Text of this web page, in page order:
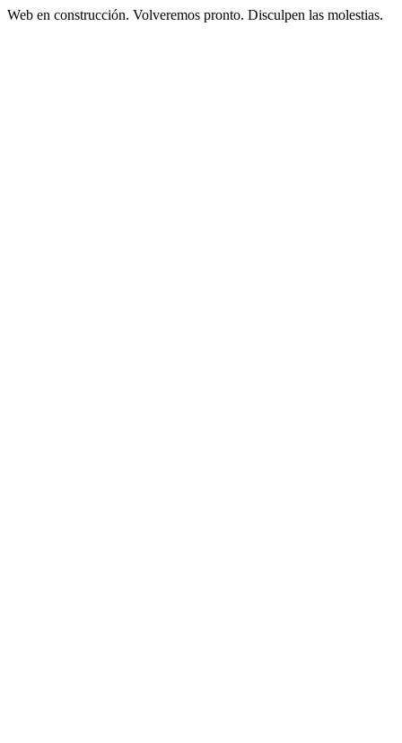
Web en construcción. Volveremos pronto. Disculpen las molestias.